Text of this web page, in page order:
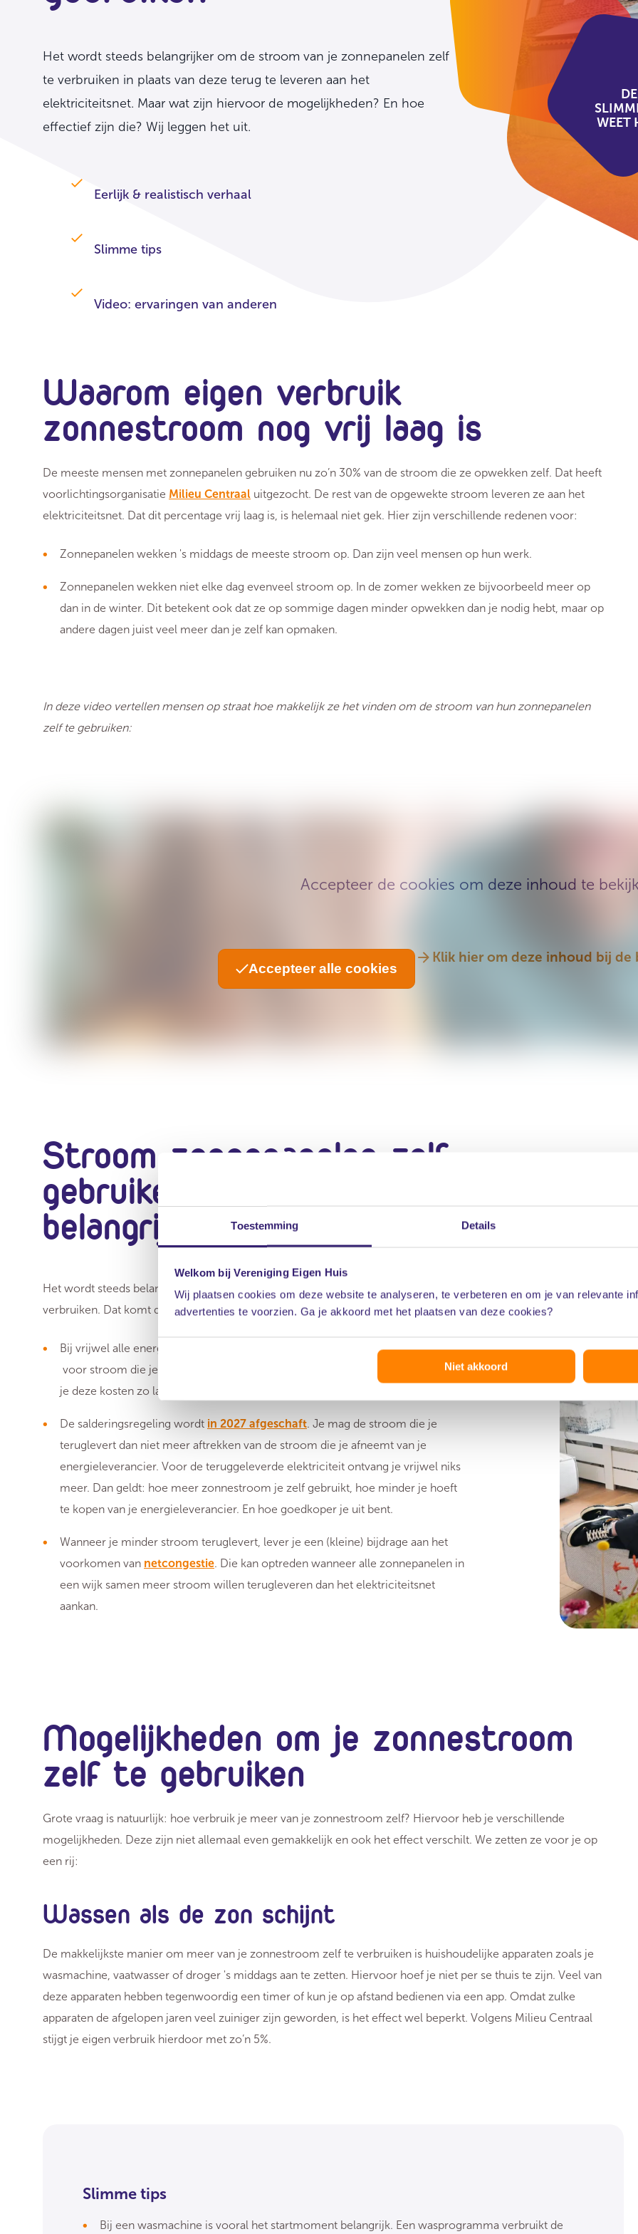
Toestemming Details
Welkom bij Vereniging Eigen Huis
Wij plaatsen cookies om deze website te analyseren, te verbeteren en om je van relevante
advertenties te voorzien. Ga je akkoord met het plaatsen van deze cookies?
Niet akkoord
Het wordt steeds belangrijker om de stroom van je zonnepanelen zelf
te verbruiken in plaats van deze terug te leveren aan het
elektriciteitsnet. Maar wat zijn hiervoor de mogelijkheden? En hoe
effectief zijn die? Wij leggen het uit.
Eerlijk & realistisch verhaal
Slimme tips
Video: ervaringen van anderen
DE
WEET
Waarom eigen verbruik
zonnestroom nog vrij laag is
De meeste mensen met zonnepanelen gebruiken nu zo’n 30% van de stroom die ze opwekken zelf. Dat heeft
voorlichtingsorganisatie Milieu Centraal uitgezocht. De rest van de opgewekte stroom leveren ze aan het
elektriciteitsnet. Dat dit percentage vrij laag is, is helemaal niet gek. Hier zijn verschillende redenen voor:
Zonnepanelen wekken 's middags de meeste stroom op. Dan zijn veel mensen op hun werk.
Zonnepanelen wekken niet elke dag evenveel stroom op. In de zomer wekken ze bijvoorbeeld meer op
dan in de winter. Dit betekent ook dat ze op sommige dagen minder opwekken dan je nodig hebt, maar op
andere dagen juist veel meer dan je zelf kan opmaken.
In deze video vertellen mensen op straat hoe makkelijk ze het vinden om de stroom van hun zonnepanelen
zelf te gebruiken:
Accepteer de cookies om deze inhoud te
Accepteer alle cookies
Klik hier om deze inhoud bij de
Stroom zonnepanelen zelf
gebruiken steeds
belangrijker
Het wordt steeds belangrijker om zoveel van je opgewekte zonnestroom zelf te
verbruiken. Dat komt door de volgende zaken:
Bij vrijwel alle energieleveranciers betaal je tegenwoordig
terugleverkosten
voor stroom die je teruglevert. Door meer elektriciteit zelf te verbruiken, houd
je deze kosten zo laag mogelijk.
De salderingsregeling wordt in 2027 afgeschaft. Je mag de stroom die je
teruglevert dan niet meer aftrekken van de stroom die je afneemt van je
energieleverancier. Voor de teruggeleverde elektriciteit ontvang je vrijwel niks
meer. Dan geldt: hoe meer zonnestroom je zelf gebruikt, hoe minder je hoeft
te kopen van je energieleverancier. En hoe goedkoper je uit bent.
Wanneer je minder stroom teruglevert, lever je een (kleine) bijdrage aan het
voorkomen van netcongestie. Die kan optreden wanneer alle zonnepanelen in
een wijk samen meer stroom willen terugleveren dan het elektriciteitsnet
aankan.
Mogelijkheden om je zonnestroom
zelf te gebruiken
Grote vraag is natuurlijk: hoe verbruik je meer van je zonnestroom zelf? Hiervoor heb je verschillende
mogelijkheden. Deze zijn niet allemaal even gemakkelijk en ook het effect verschilt. We zetten ze voor je op
een rij:
Wassen als de zon schijnt
De makkelijkste manier om meer van je zonnestroom zelf te verbruiken is huishoudelijke apparaten zoals je
wasmachine, vaatwasser of droger 's middags aan te zetten. Hiervoor hoef je niet per se thuis te zijn. Veel van
deze apparaten hebben tegenwoordig een timer of kun je op afstand bedienen via een app. Omdat zulke
apparaten de afgelopen jaren veel zuiniger zijn geworden, is het effect wel beperkt. Volgens Milieu Centraal
stijgt je eigen verbruik hierdoor met zo’n 5%.
Slimme tips
Bij een wasmachine is vooral het startmoment belangrijk. Een wasprogramma verbruikt de